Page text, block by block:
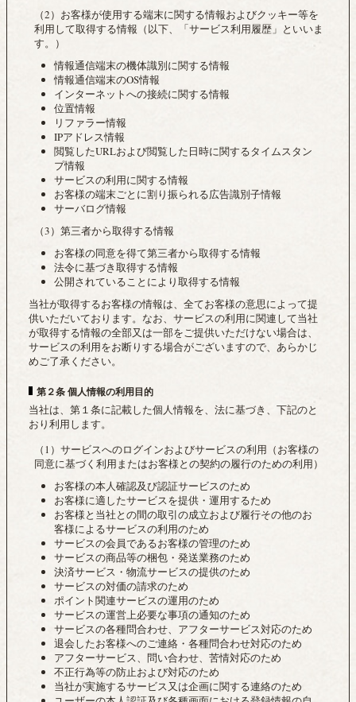
（2）お客様が使用する端末に関する情報およびクッキー等を
利用して取得する情報（以下、「サービス利用履歴」といいま
す。）
情報通信端末の機体識別に関する情報
情報通信端末のOS情報
インターネットへの接続に関する情報
位置情報
リファラー情報
IPアドレス情報
閲覧したURLおよび閲覧した日時に関するタイムスタン
プ情報
サービスの利用に関する情報
お客様の端末ごとに割り振られる広告識別子情報
サーバログ情報
（3）第三者から取得する情報
お客様の同意を得て第三者から取得する情報
法令に基づき取得する情報
公開されていることにより取得する情報
当社が取得するお客様の情報は、全てお客様の意思によって提
供いただいております。なお、サービスの利用に関連して当社
が取得する情報の全部又は一部をご提供いただけない場合は、
サービスの利用をお断りする場合がございますので、あらかじ
めご了承ください。
第２条 個人情報の利用目的
当社は、第１条に記載した個人情報を、法に基づき、下記のと
おり利用します。
（1）サービスへのログインおよびサービスの利用（お客様の
同意に基づく利用またはお客様との契約の履行のための利用）
お客様の本人確認及び認証サービスのため
お客様に適したサービスを提供・運用するため
お客様と当社との間の取引の成立および履行その他のお
客様によるサービスの利用のため
サービスの会員であるお客様の管理のため
サービスの商品等の梱包・発送業務のため
決済サービス・物流サービスの提供のため
サービスの対価の請求のため
ポイント関連サービスの運用のため
サービスの運営上必要な事項の通知のため
サービスの各種問合わせ、アフターサービス対応のため
退会したお客様へのご連絡・各種問合わせ対応のため
アフターサービス、問い合わせ、苦情対応のため
不正行為等の防止および対応のため
当社が実施するサービス又は企画に関する連絡のため